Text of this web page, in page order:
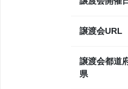
譲渡会URL
譲渡会都道
県